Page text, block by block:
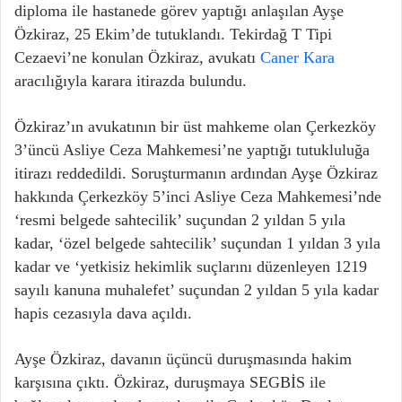
diploma ile hastanede görev yaptığı anlaşılan Ayşe
Özkiraz, 25 Ekim’de tutuklandı. Tekirdağ T Tipi
Cezaevi’ne konulan Özkiraz, avukatı Caner Kara
aracılığıyla karara itirazda bulundu.
Özkiraz’ın avukatının bir üst mahkeme olan Çerkezköy
3’üncü Asliye Ceza Mahkemesi’ne yaptığı tutukluluğa
itirazı reddedildi. Soruşturmanın ardından Ayşe Özkiraz
hakkında Çerkezköy 5’inci Asliye Ceza Mahkemesi’nde
‘resmi belgede sahtecilik’ suçundan 2 yıldan 5 yıla
kadar, ‘özel belgede sahtecilik’ suçundan 1 yıldan 3 yıla
kadar ve ‘yetkisiz hekimlik suçlarını düzenleyen 1219
sayılı kanuna muhalefet’ suçundan 2 yıldan 5 yıla kadar
hapis cezasıyla dava açıldı.
Ayşe Özkiraz, davanın üçüncü duruşmasında hakim
karşısına çıktı. Özkiraz, duruşmaya SEGBİS ile